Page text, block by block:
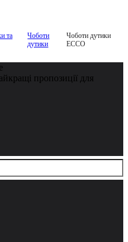
та
Чоботи
дутики
Чоботи дутики
ECCO
пропозиції для